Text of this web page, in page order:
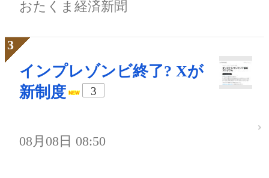
おたくま経済新聞
インプレゾンビ終了? Xが
新制度
3
08月08日 08:50